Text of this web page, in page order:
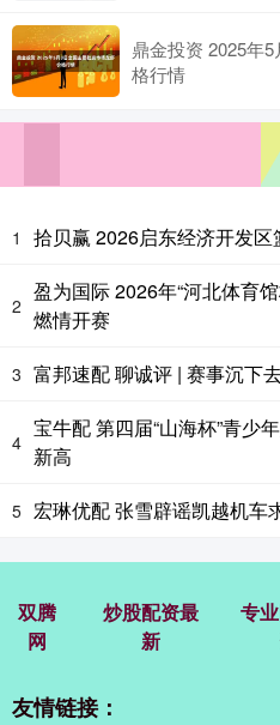
鼎金投资 2025年
格行情
1 拾贝赢 2026启东经济开发区
2
盈为国际 2026年“河北体育
燃情开赛
3 富邦速配 聊诚评 | 赛事沉下
4
宝牛配 第四届“山海杯”青少
新高
5 宏琳优配 张雪辟谣凯越机车
双腾
网
炒股配资最
新
专
友情链接：